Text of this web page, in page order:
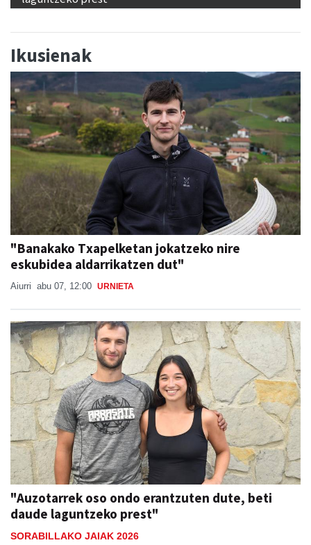
Ikusienak
"Banakako Txapelketan jokatzeko nire
eskubidea aldarrikatzen dut"
Aiurri abu 07, 12:00 URNIETA
"Auzotarrek oso ondo erantzuten dute, beti
daude laguntzeko prest"
SORABILLAKO JAIAK 2026